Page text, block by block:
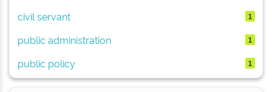
civil servant 1
public administration 1
public policy 1